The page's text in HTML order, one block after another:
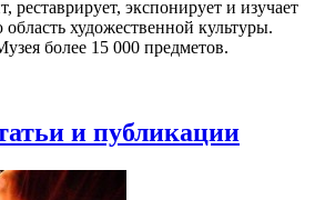
реставрирует, экспонирует и изучает
художественной культуры.
более 15 000 предметов.
и публикации